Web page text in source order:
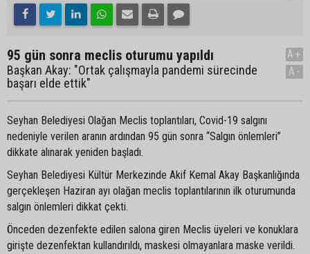
95 gün sonra meclis oturumu yapıldı
Başkan Akay: "Ortak çalışmayla pandemi sürecinde
başarı elde ettik"
A+
A-
Seyhan Belediyesi Olağan Meclis toplantıları, Covid-19 salgını
nedeniyle verilen aranın ardından 95 gün sonra “Salgın önlemleri”
dikkate alınarak yeniden başladı.
Seyhan Belediyesi Kültür Merkezinde Akif Kemal Akay Başkanlığında
gerçekleşen Haziran ayı olağan meclis toplantılarının ilk oturumunda
salgın önlemleri dikkat çekti.
Önceden dezenfekte edilen salona giren Meclis üyeleri ve konuklara
girişte dezenfektan kullandırıldı, maskesi olmayanlara maske verildi.